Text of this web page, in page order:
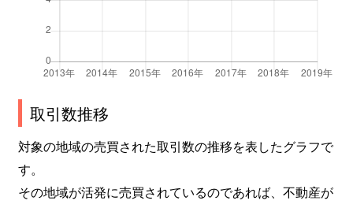
取引数推移
対象の地域の売買された取引数の推移を表したグラフで
す。
その地域が活発に売買されているのであれば、不動産が